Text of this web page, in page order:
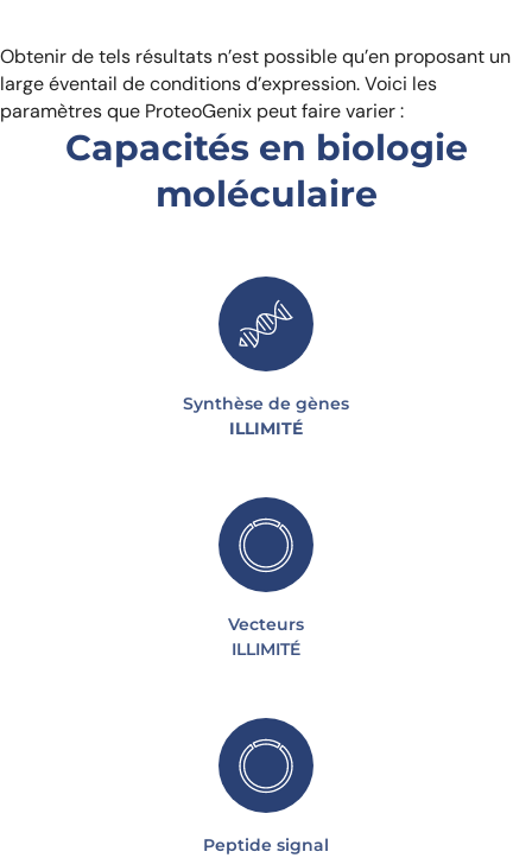
Obtenir de tels résultats n’est possible qu’en proposant un
large éventail de conditions d’expression. Voici les
paramètres que ProteoGenix peut faire varier :
Capacités en biologie
moléculaire
Synthèse de gènes
ILLIMITÉ
Vecteurs
ILLIMITÉ
Peptide signal